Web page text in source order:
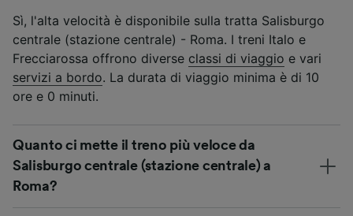
Sì, l'alta velocità è disponibile sulla tratta Salisburgo
centrale (stazione centrale) - Roma. I treni Italo e
Frecciarossa offrono diverse classi di viaggio e vari
servizi a bordo. La durata di viaggio minima è di 10
ore e 0 minuti.
Quanto ci mette il treno più veloce da
Salisburgo centrale (stazione centrale) a
Roma?